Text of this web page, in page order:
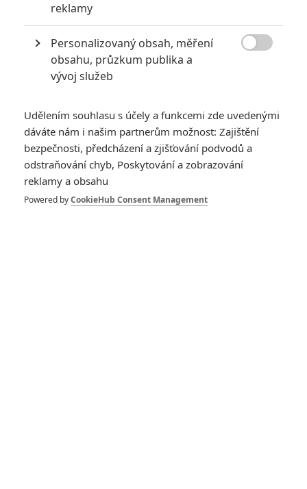
Pro hodnocení musíte být přihlášen.
Jméno:
Zůstat přihlášen
reklamy
Personalizovaný obsah, měření
obsahu, průzkum publika a
vývoj služeb
Udělením souhlasu s účely a funkcemi zde uvedenými
dáváte nám i našim partnerům možnost: Zajištění
bezpečnosti, předcházení a zjišťování podvodů a
odstraňování chyb, Poskytování a zobrazování
reklamy a obsahu
Powered byCookieHub Consent Management